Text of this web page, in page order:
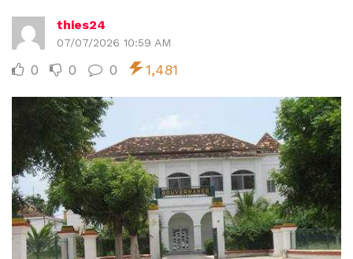
thies24
07/07/2026 10:59 AM
0 0 0 1,481